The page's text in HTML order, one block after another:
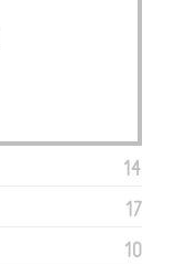
14
17
10